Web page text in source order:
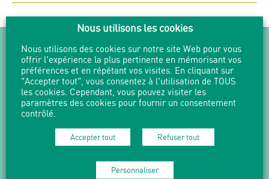
NEWSLETTER
Suivez l'actualité en vous abonnant
à nos Newsletters.
M'abonner
04 37 49 73 90 -mduchere@grandlyon.com
Nous utilisons les cookies
Nous utilisons des cookies sur notre site Web pour vous
offrir l'expérience la plus pertinente en mémorisant vos
préférences et en répétant vos visites. En cliquant sur
"Accepter tout", vous consentez à l'utilisation de TOUS
les cookies. Cependant, vous pouvez visiter les
paramètres des cookies pour fournir un consentement
contrôlé.
Accepter tout Refuser tout
Personnaliser